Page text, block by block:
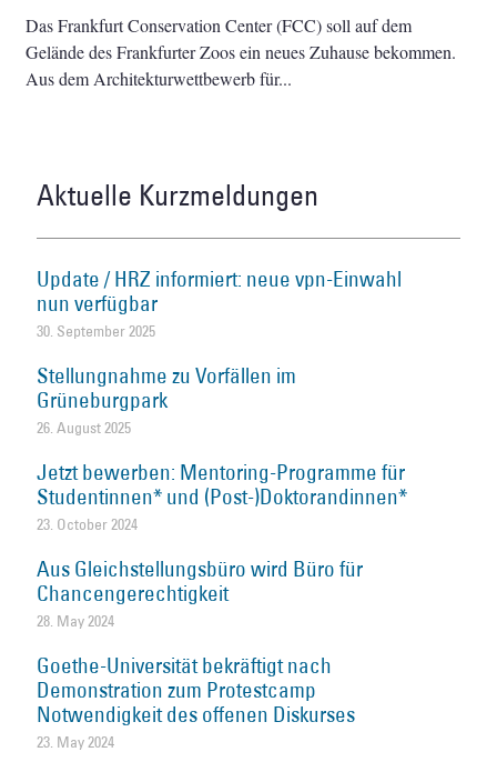
Das Frankfurt Conservation Center (FCC) soll auf dem
Gelände des Frankfurter Zoos ein neues Zuhause bekommen.
Aus dem Architekturwettbewerb für
Aktuelle Kurzmeldungen
Update / HRZ informiert: neue vpn-Einwahl
nun verfügbar
30. September 2025
Stellungnahme zu Vorfällen im
Grüneburgpark
26. August 2025
Jetzt bewerben: Mentoring-Programme für
Studentinnen* und (Post-)Doktorandinnen*
23. October 2024
Aus Gleichstellungsbüro wird Büro für
Chancengerechtigkeit
28. May 2024
Goethe-Universität bekräftigt nach
Demonstration zum Protestcamp
Notwendigkeit des offenen Diskurses
23. May 2024